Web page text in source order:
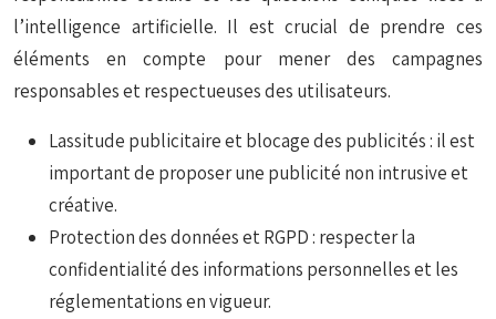
l’intelligence artificielle. Il est crucial de prendre ces
éléments en compte pour mener des campagnes
responsables et respectueuses des utilisateurs.
Lassitude publicitaire et blocage des publicités : il est
important de proposer une publicité non intrusive et
créative.
Protection des données et RGPD : respecter la
confidentialité des informations personnelles et les
réglementations en vigueur.